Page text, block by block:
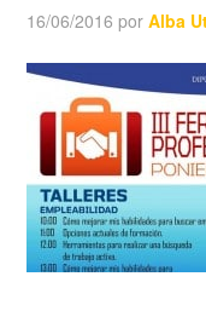
16/06/2016 porAlba